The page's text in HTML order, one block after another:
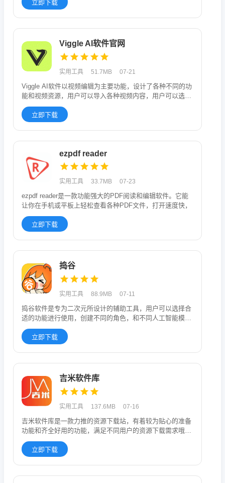
立即下载
Viggle AI软件官网
实用工具 51.7MB 07-21
Viggle AI软件以视频编辑为主要功能，设计了各种不同的功
能和视频资源，用户可以导入各种视频内容，用户可以选择
合适的
立即下载
ezpdf reader
实用工具 33.7MB 07-23
ezpdf reader是一款功能强大的PDF阅读和编辑软件。它能
让你在手机或平板上轻松查看各种PDF文件，打开速度快，
立即下载
捣谷
实用工具 88.9MB 07-11
捣谷软件是专为二次元所设计的辅助工具，用户可以选择合
适的功能进行使用，创建不同的角色，和不同人工智能模型
进行角色创建和交
立即下载
吉米软件库
实用工具 137.6MB 07-16
吉米软件库是一款力推的资源下载站，有着较为贴心的准备
功能和齐全好用的功能，满足不同用户的资源下载需求哦，
可以轻松下载到所
立即下载